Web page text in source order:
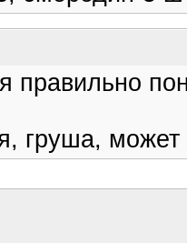
правильно
груша, может